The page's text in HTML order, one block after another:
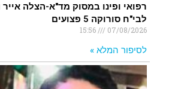
רפואי ופינו במסוק מד"א-הצלה
לבי"ח סורוקה 5 פצועים
07/08/2026
15:56
לסיפור המלא »